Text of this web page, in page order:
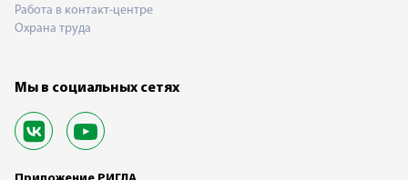
Работа в контакт-центре
Охрана труда
Мы в социальных сетях